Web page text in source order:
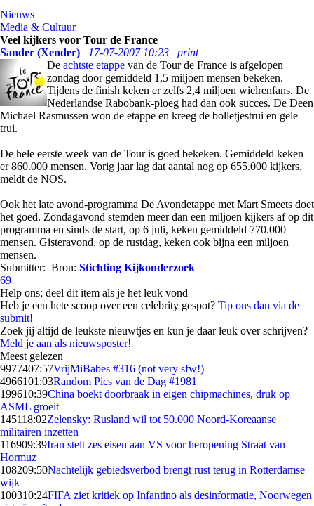
Nieuws
Media & Cultuur
Veel kijkers voor Tour de France
Sander (Xender)
17-07-2007 10:23
print
De achtste etappe van de Tour de France is afgelopen
zondag door gemiddeld 1,5 miljoen mensen bekeken.
Tijdens de finish keken er zelfs 2,4 miljoen wielrenfans. De
Nederlandse Rabobank-ploeg had dan ook succes. De Deen
Michael Rasmussen won de etappe en kreeg de bolletjestrui en gele
trui.
De hele eerste week van de Tour is goed bekeken. Gemiddeld keken
er 860.000 mensen. Vorig jaar lag dat aantal nog op 655.000 kijkers,
meldt de NOS.
Ook het late avond-programma De Avondetappe met Mart Smeets doet
het goed. Zondagavond stemden meer dan een miljoen kijkers af op dit
programma en sinds de start, op 6 juli, keken gemiddeld 770.000
mensen. Gisteravond, op de rustdag, keken ook bijna een miljoen
mensen.
Submitter: Bron: Stichting Kijkonderzoek
69
Help ons; deel dit item als je het leuk vond
Heb je een hete scoop over een celebrity gespot? Tip ons dan via de
submit!
Zoek jij altijd de leukste nieuwtjes en kun je daar leuk over schrijven?
Meld je aan als nieuwsposter!
Meest gelezen
9977407:57VrijMiBabes #316 (not very sfw!)
4966101:03Random Pics van de Dag #1981
199610:39China boekt doorbraak in eigen chipmachines, druk op
ASML groeit
145118:02Zelensky: Rusland wil tot 50.000 Noord-Koreaanse
militairen inzetten
116909:39Iran stelt zes eisen aan VS voor heropening Straat van
Hormuz
108209:50Nachtelijk gebiedsverbod brengt rust terug in Rotterdamse
wijk
100310:24FIFA ziet kritiek op Infantino als desinformatie, Noorwegen